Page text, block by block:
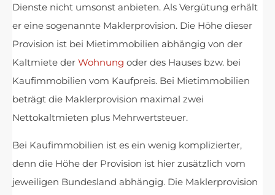
Dienste nicht umsonst anbieten. Als Vergütung erhält
er eine sogenannte Maklerprovision. Die Höhe dieser
Provision ist bei Mietimmobilien abhängig von der
Kaltmiete der Wohnung oder des Hauses bzw. bei
Kaufimmobilien vom Kaufpreis. Bei Mietimmobilien
beträgt die Maklerprovision maximal zwei
Nettokaltmieten plus Mehrwertsteuer.
Bei Kaufimmobilien ist es ein wenig komplizierter,
denn die Höhe der Provision ist hier zusätzlich vom
jeweiligen Bundesland abhängig. Die Maklerprovision